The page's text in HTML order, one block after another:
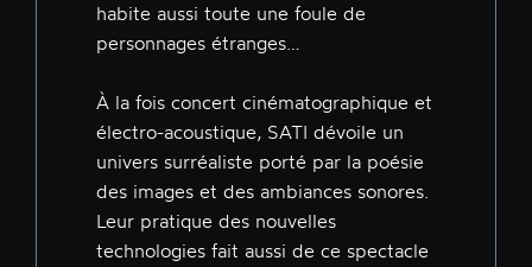
habite aussi toute une foule de
personnages étranges…
À la fois concert cinématographique et
électro-acoustique, SATI dévoile un
univers surréaliste porté par la poésie
des images et des ambiances sonores.
Leur pratique des nouvelles
technologies fait aussi de ce spectacle